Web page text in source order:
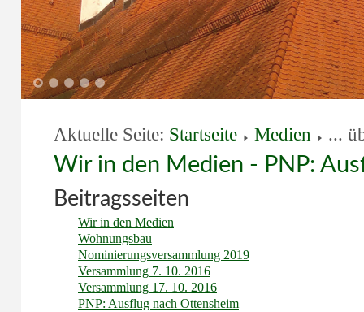
1 2 3 4 5
Aktuelle Seite: Startseite Medien ...
Wir in den Medien - PNP:
Beitragsseiten
Wir in den Medien
Wohnungsbau
Nominierungsversammlung 2019
Versammlung 7. 10. 2016
Versammlung 17. 10. 2016
PNP: Ausflug nach Ottensheim